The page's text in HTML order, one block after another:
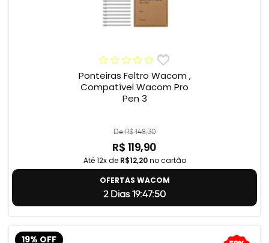
Ponteiras Feltro Wacom ,
Compatível Wacom Pro
Pen 3
De R$ 148,30
R$ 119,90
Até 12x de R$12,20no cartão
OFERTAS WACOM
2 Dias 19:47:49
19% OFF